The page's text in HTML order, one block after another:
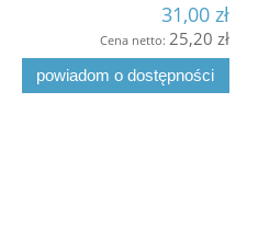
31,00 zł
Cena netto: 25,20 zł
powiadom o dostępności